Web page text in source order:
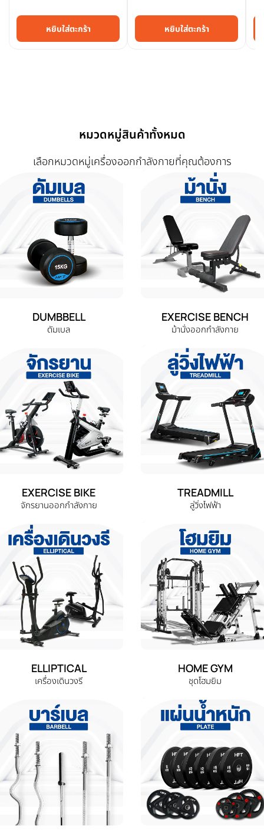
หยิบใส่ตะกร้า หยิบใส่ตะกร้า
หมวดหมู่สินค้าทั้งหมด
เลือกหมวดหมู่เครื่องออกกำลังกายที่คุณต้องการ
DUMBBELL
ดัมเบล
EXERCISE BENCH
ม้านั่งออกกำลังกาย
EXERCISE BIKE
จักรยานออกกำลังกาย
TREADMILL
ลู่วิ่งไฟฟ้า
ELLIPTICAL
เครื่องเดินวงรี
HOME GYM
ชุดโฮมยิม